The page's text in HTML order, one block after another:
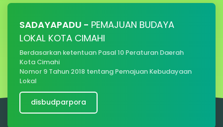
SADAYAPADU - PEMAJUAN BUDAYA
LOKAL KOTA CIMAHI
Berdasarkan ketentuan Pasal 10 Peraturan Daerah
Kota Cimahi
Nomor 9 Tahun 2018 tentang Pemajuan Kebudayaan
Lokal
disbudparpora